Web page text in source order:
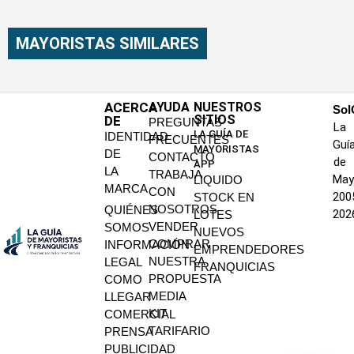
MAYORISTAS SIMILARES
ACERCA
DE
IDENTIDAD
DE
LA
MARCA
QUIÉNES
SOMOS
INFORMACIÓN
LEGAL
COMO
LLEGAR
COMERCIAL
PRENSA
PUBLICIDAD
AYUDA
PREGUNTAS
FRECUENTES
CONTACTO
TRABAJA
CON
NOSOTROS
VENDER
COMPRAR
NUESTRA
PROPUESTA
MEDIA
KIT
TARIFARIO
NUESTROS
SITIOS
LA GUÍA DE
MAYORISTAS
APP
LIQUIDO
STOCK EN
LOTES
NUEVOS
EMPRENDEDORES
FRANQUICIAS
La
de